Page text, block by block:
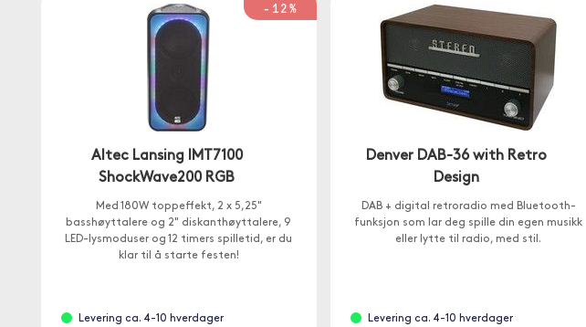
-12%
Altec Lansing IMT7100
ShockWave200 RGB
Med 180W toppeffekt, 2 x 5,25"
basshøyttalere og 2" diskanthøyttalere, 9
LED-lysmoduser og 12 timers spilletid, er du
klar til å starte festen!
Levering ca. 4-10 hverdager
Denver DAB-36 with Retro
Design
DAB + digital retroradio med Bluetooth-
funksjon som lar deg spille din egen musikk
eller lytte til radio, med stil.
Levering ca. 4-10 hverdager